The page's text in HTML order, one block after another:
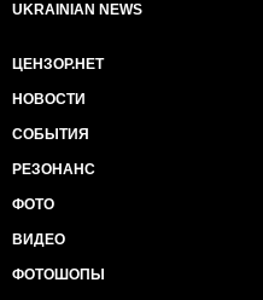
UKRAINIAN NEWS
ЦЕНЗОР.НЕТ
НОВОСТИ
СОБЫТИЯ
РЕЗОНАНС
ФОТО
ВИДЕО
ФОТОШОПЫ